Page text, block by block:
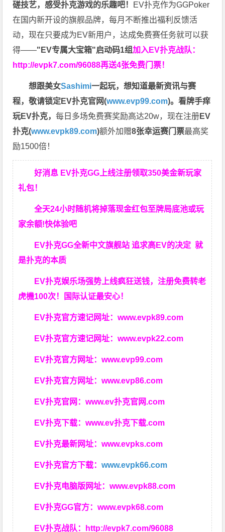
磋技艺，感受扑克游戏的乐趣吧！ EV扑克作为GGPoker
在国内新开设的旗舰品牌，每月不断推出福利反馈活
动，现在只要成为EV新用户，达成免费赛任务就可以获
得——"EV专属大宝箱"启动码1组加入EV扑克战队：
http://evpk7.com/96088再送4张免费门票！
想跟美女Sashimi一起玩，想知道最新资讯与赛
程，敬请锁定EV扑克官网(www.evp99.com)。看牌手痒
玩EV扑克，每日多场免费赛奖励高达20w，现在注册EV
扑克(www.evpk89.com)额外加赠8张幸运赛门票最高奖
励1500倍！
好消息 EV扑克GG上线注册领取350美金新玩家
礼包！
全天24小时随机将掉落现金红包至牌局底池或玩
家余额!快体验吧
EV扑克GG全新中文旗舰站 追求高EV的决定就
是扑克的本质
EV扑克娱乐场强势上线疯狂送钱，注册免费转老
虎機100次！国际认证最安心！
EV扑克官方速记网址：www.evpk89.com
EV扑克官方速记网址：www.evpk22.com
EV扑克官方网址：www.evp99.com
EV扑克官方网址：www.evp86.com
EV扑克官网：www.ev扑克官网.com
EV扑克下载：www.ev扑克下载.com
EV扑克最新网址：www.evpks.com
EV扑克官方下载：www.evpk66.com
EV扑克电脑版网址：www.evpk88.com
EV扑克GG官方：www.evpk68.com
EV扑克战队： http://evpk7.com/96088